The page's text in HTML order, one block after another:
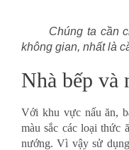
Chúng ta cần
không gian, nhất là
Nhà bếp và
Với khu vực nấu ăn,
màu sắc các loại thức
nướng. Vì vậy sử